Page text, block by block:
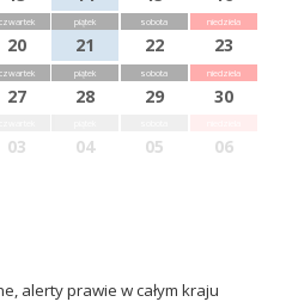
czwartek
20
piątek
21
sobota
22
niedziela
23
czwartek
27
piątek
28
sobota
29
niedziela
30
03 04 05 06
alerty prawie w całym kraju